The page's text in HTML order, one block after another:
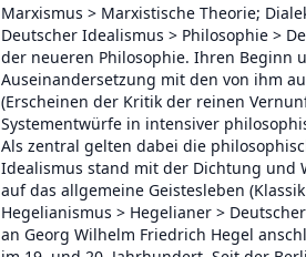
Marxismus > Marxistische Theorie;
Deutscher Idealismus > Philosophie >
der neueren Philosophie. Ihren Beginn
Auseinandersetzung mit den von ihm
(Erscheinen der Kritik der reinen
Systementwürfe in intensiver
Als zentral gelten dabei die
Idealismus stand mit der Dichtung und
auf das allgemeine Geistesleben
Hegelianismus > Hegelianer >
an Georg Wilhelm Friedrich Hegel